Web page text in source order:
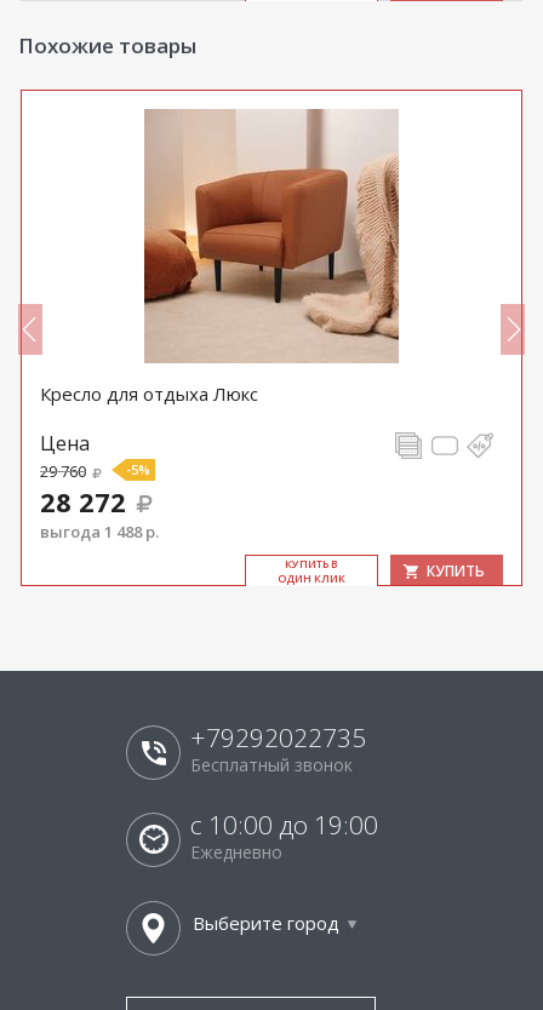
Похожие товары
Кресло для отдыха Люкс
Цена
29 760 -5%
28 272
выгода 1 488 р.
КУ­ПИТЬ В
ОДИН КЛИК
КУПИТЬ
+79292022735
Бесплатный звонок
с 10:00 до 19:00
Ежедневно
Выберите город